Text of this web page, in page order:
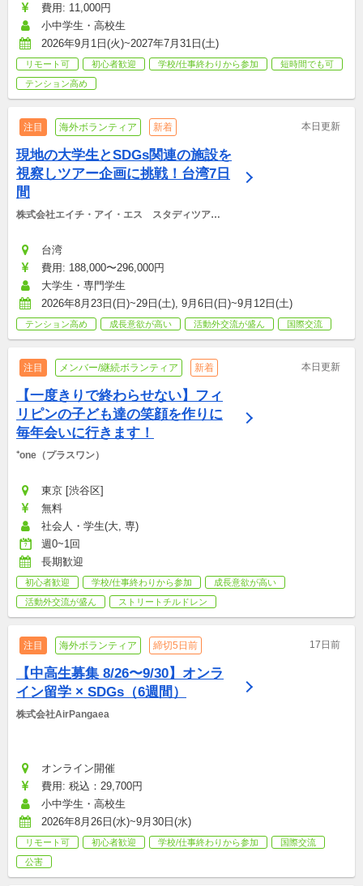
費用: 11,000円
小中学生・高校生
2026年9月1日(火)~2027年7月31日(土)
リモート可 初心者歓迎 学校/仕事終わりから参加
短時間でも可
テンション高め
注目 海外ボランティア 新着 本日更新
現地の大学生とSDGs関連の施設を
視察しツアー企画に挑戦！台湾7日
間
株式会社エイチ・アイ・エス　スタディツアー
台湾
費用: 188,000〜296,000円
大学生・専門学生
2026年8月23日(日)~29日(土), 9月6日(日)~9月12日(土)
テンション高め 成長意欲が高い 活動外交流が盛ん 国際交流
注目 メンバー/継続ボランティア 新着 本日更新
【一度きりで終わらせない】フィ
リピンの子ども達の笑顔を作りに
毎年会いに行きます！
⁺one（プラスワン）
東京 [渋谷区]
無料
社会人・学生(大, 専)
週0~1回
長期歓迎
初心者歓迎 学校/仕事終わりから参加
成長意欲が高い
活動外交流が盛ん
ストリートチルドレン
注目 海外ボランティア 締切5日前 17日前
【中高生募集 8/26〜9/30】オンラ
イン留学 × SDGs（6週間）
株式会社AirPangaea
オンライン開催
費用: 税込：29,700円
小中学生・高校生
2026年8月26日(水)~9月30日(水)
リモート可 初心者歓迎 学校/仕事終わりから参加
国際交流
公害